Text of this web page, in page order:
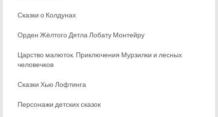
Сказки о Колдунах
Орден Жёлтого Дятла Лобату Монтейру
Царство малюток. Приключения Мурзилки и лесных
человечков
Сказки Хью Лофтинга
Персонажи детских сказок